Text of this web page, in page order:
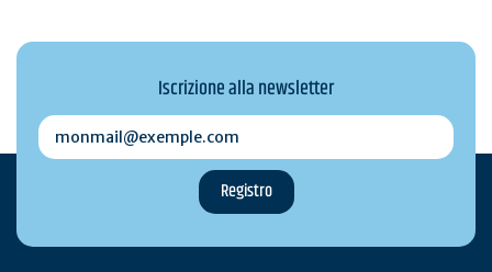
Iscrizione alla newsletter
monmail@exemple.com